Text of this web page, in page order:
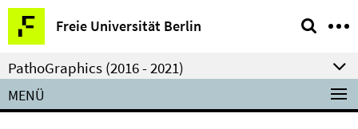
Springe
direkt
zu
Inhalt
Freie Universität Berlin
Service-
Navigation
PathoGraphics (2016 - 2021)
MENÜ